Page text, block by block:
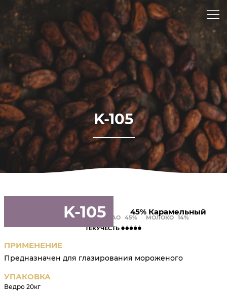
K-105
K-105 45% Карамельный
ЖИРНОСТЬ 45% КАКАО 45% МОЛОКО
14%
ТЕКУЧЕСТЬ
ПРИМЕНЕНИЕ
Предназначен для глазирования мороженого
УПАКОВКА
Ведро 20кг